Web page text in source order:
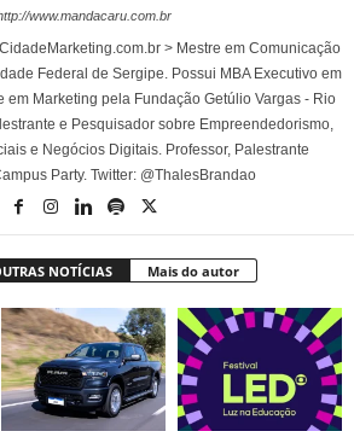
www.mandacaru.com.br
> Mestre em Comunicação
Federal de Sergipe. Possui MBA Executivo em
em Marketing pela Fundação Getúlio Vargas - Rio
e Pesquisador sobre Empreendedorismo,
e Negócios Digitais. Professor, Palestrante
Party. Twitter: @ThalesBrandao
NOTÍCIAS Mais do autor